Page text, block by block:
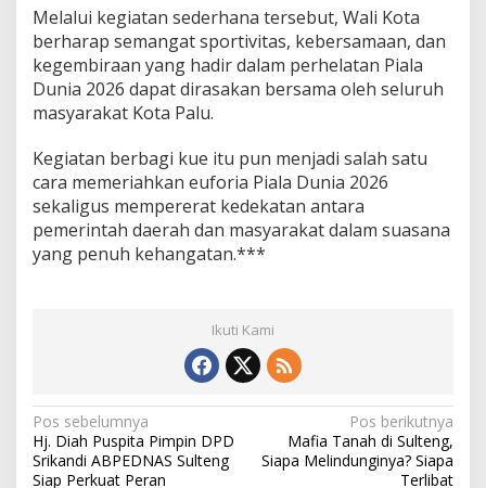
Melalui kegiatan sederhana tersebut, Wali Kota
berharap semangat sportivitas, kebersamaan, dan
kegembiraan yang hadir dalam perhelatan Piala
Dunia 2026 dapat dirasakan bersama oleh seluruh
masyarakat Kota Palu.
Kegiatan berbagi kue itu pun menjadi salah satu
cara memeriahkan euforia Piala Dunia 2026
sekaligus mempererat kedekatan antara
pemerintah daerah dan masyarakat dalam suasana
yang penuh kehangatan.***
Ikuti Kami
N
a
Pos sebelumnya
Hj. Diah Puspita Pimpin DPD
Srikandi ABPEDNAS Sulteng
Siap Perkuat Peran
Pos berikutnya
Mafia Tanah di Sulteng,
Siapa Melindunginya? Siapa
Terlibat